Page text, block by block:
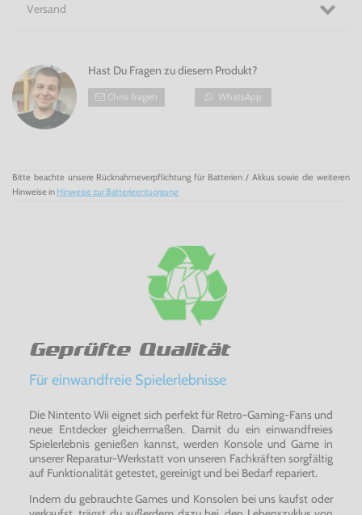
Versand
Hast Du Fragen zu diesem Produkt?
Chris fragen WhatsApp
Bitte beachte unsere Rücknahmeverpflichtung für Batterien / Akkus sowie die weiteren
Hinweise in Hinweise zur Batterieentsorgung
Geprüfte Qualität
Für einwandfreie Spielerlebnisse
Die Nintento Wii eignet sich perfekt für Retro-Gaming-Fans und
neue Entdecker gleichermaßen. Damit du ein einwandfreies
Spielerlebnis genießen kannst, werden Konsole und Game in
unserer Reparatur-Werkstatt von unseren Fachkräften sorgfältig
auf Funktionalität getestet, gereinigt und bei Bedarf repariert.
Indem du gebrauchte Games und Konsolen bei uns kaufst oder